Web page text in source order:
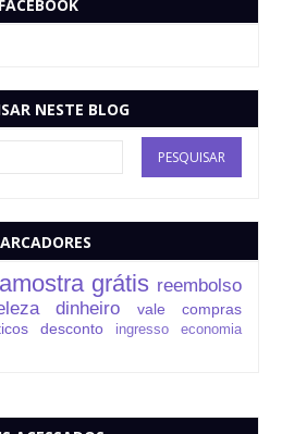
FACEBOOK
NESTE BLOG
amostra grátis reembolso
dinheiro
vale compras
desconto ingresso economia